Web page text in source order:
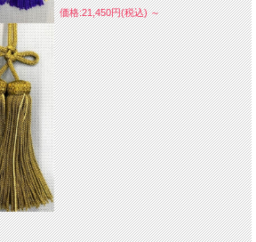
価格:21,450円(税込)～